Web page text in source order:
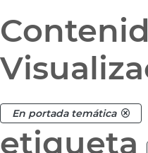
En portada temática
etiqueta